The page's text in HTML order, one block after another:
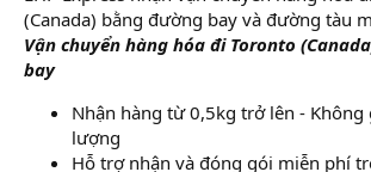
t
e
r
(Canada) bằng đường bay và đường tàu
Vận chuyển hàng hóa đi Toronto
bay
Nhận hàng từ 0,5kg trở lên - Không
lượng
Hỗ trợ nhận và đóng gói miễn phí